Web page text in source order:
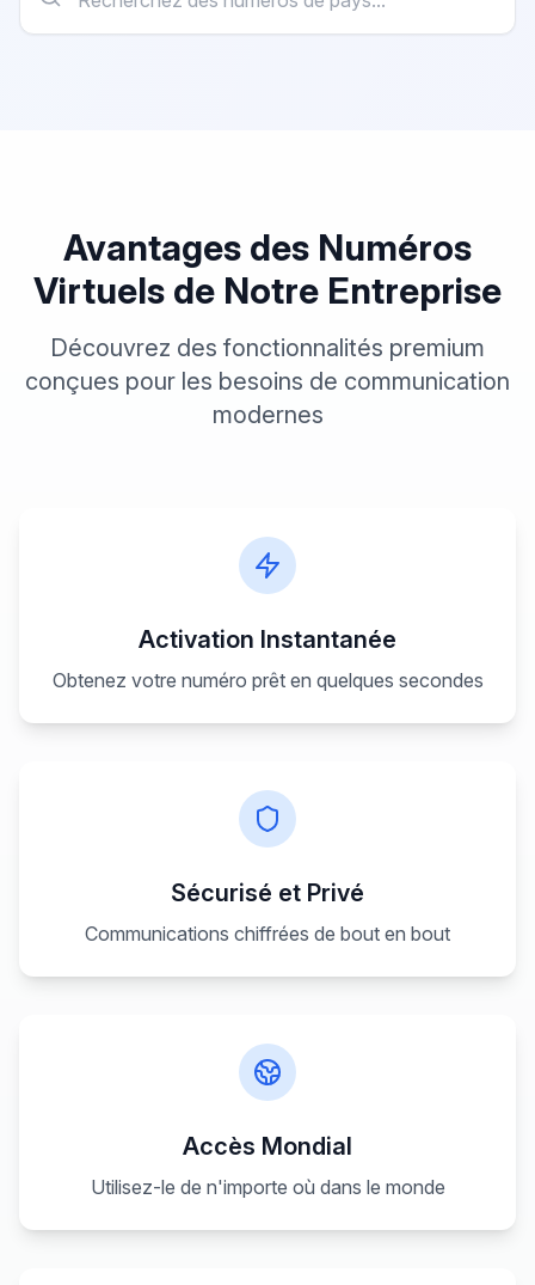
Avantages des Numéros
Virtuels de Notre Entreprise
Découvrez des fonctionnalités premium
conçues pour les besoins de communication
modernes
Activation Instantanée
Obtenez votre numéro prêt en quelques secondes
Sécurisé et Privé
Communications chiffrées de bout en bout
Accès Mondial
Utilisez-le de n'importe où dans le monde